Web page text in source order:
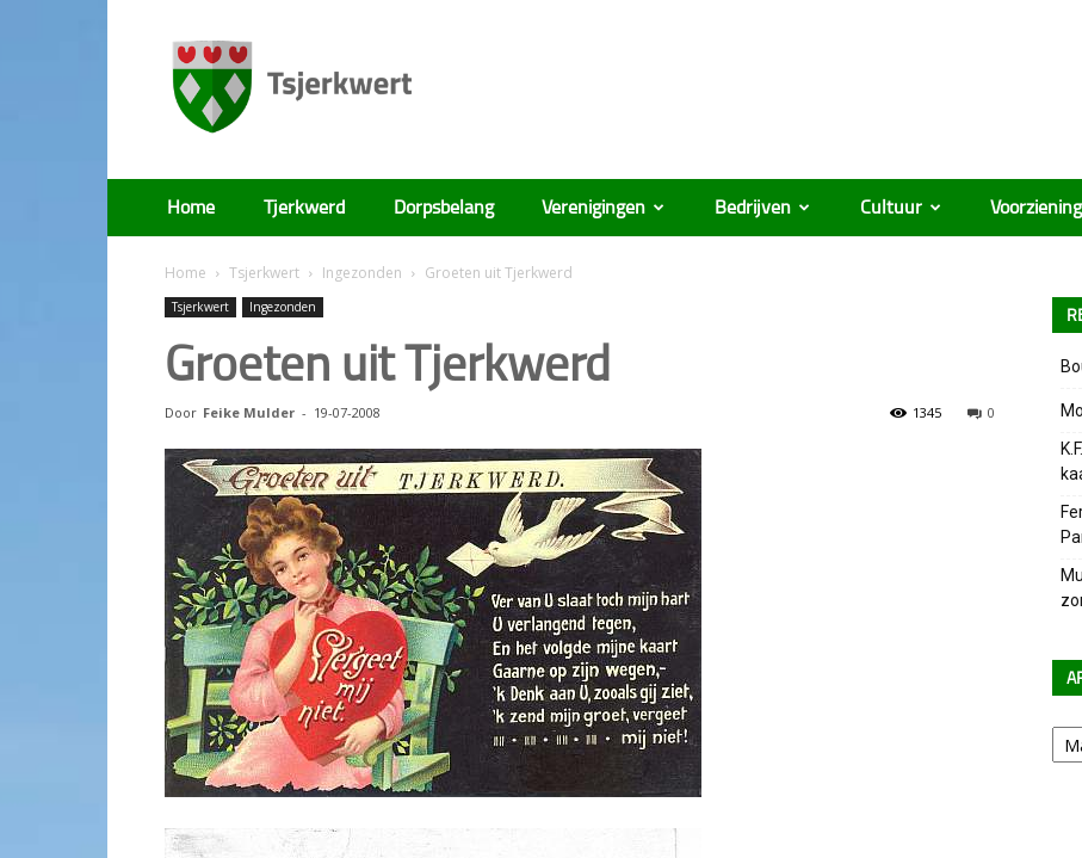
Tsjerkwert
Home Tjerkwerd Dorpsbelang Verenigingen Bedrijven Cultuur
Home Tsjerkwert Ingezonden Groeten uit Tjerkwerd
Tsjerkwert Ingezonden
Groeten uit Tjerkwerd
Door Feike Mulder - 19-07-2008 0
1345